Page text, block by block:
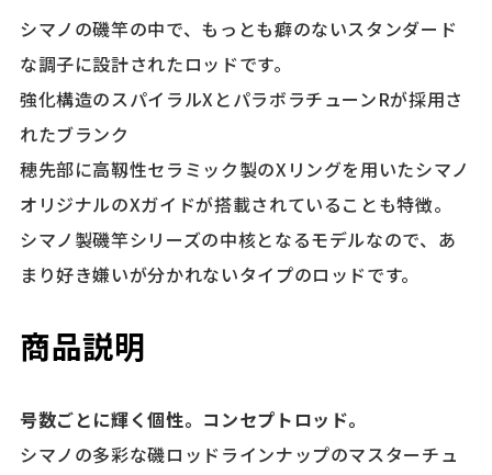
シマノの磯竿の中で、もっとも癖のないスタンダード
な調子に設計されたロッドです。
強化構造のスパイラルXとパラボラチューンRが採用さ
れたブランク
穂先部に高靱性セラミック製のXリングを用いたシマノ
オリジナルのXガイドが搭載されていることも特徴。
シマノ製磯竿シリーズの中核となるモデルなので、あ
まり好き嫌いが分かれないタイプのロッドです。
商品説明
号数ごとに輝く個性。コンセプトロッド。
シマノの多彩な磯ロッドラインナップのマスターチュ